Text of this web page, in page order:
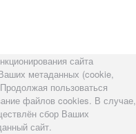
сайта
метаданных (cookie,
пользоваться
файлов cookies. В случае,
сбор Ваших
сайт.